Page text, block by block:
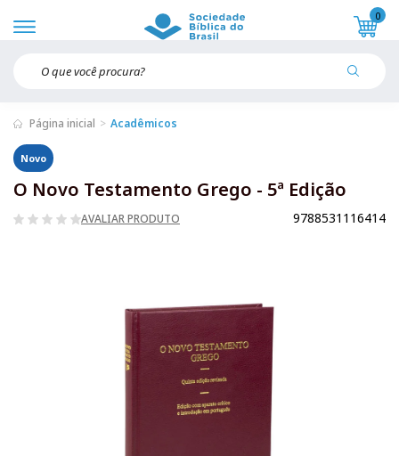
0
Página inicial Acadêmicos
Novo
O Novo Testamento Grego - 5ª Edição
AVALIAR PRODUTO 9788531116414